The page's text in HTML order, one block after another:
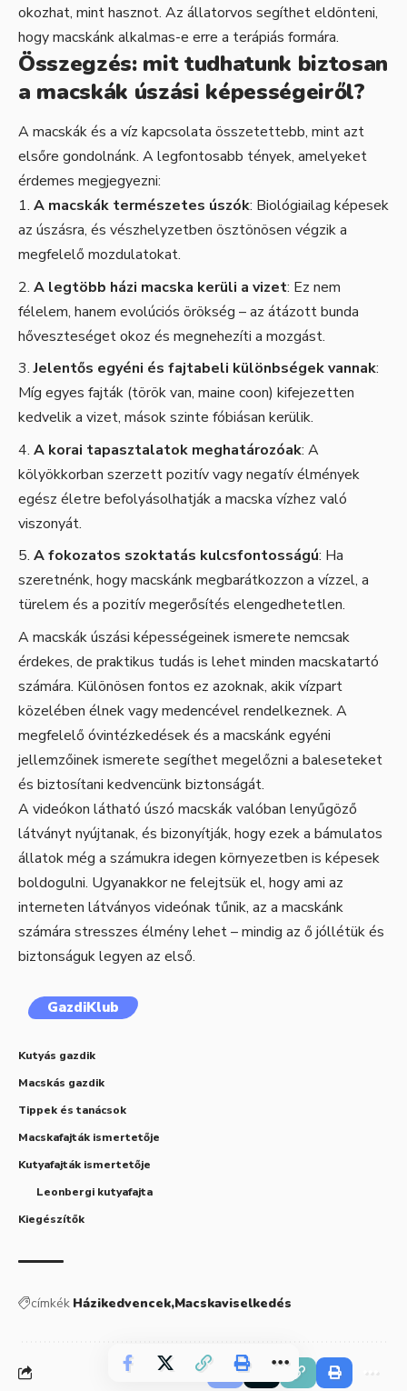
okozhat, mint hasznot. Az állatorvos segíthet eldönteni,
hogy macskánk alkalmas-e erre a terápiás formára.
Összegzés: mit tudhatunk biztosan
a macskák úszási képességeiről?
A macskák és a víz kapcsolata összetettebb, mint azt
elsőre gondolnánk. A legfontosabb tények, amelyeket
érdemes megjegyezni:
A macskák természetes úszók: Biológiailag képesek
az úszásra, és vészhelyzetben ösztönösen végzik a
megfelelő mozdulatokat.
A legtöbb házi macska kerüli a vizet: Ez nem
félelem, hanem evolúciós örökség – az átázott bunda
hőveszteséget okoz és megnehezíti a mozgást.
Jelentős egyéni és fajtabeli különbségek vannak:
Míg egyes fajták (török van, maine coon) kifejezetten
kedvelik a vizet, mások szinte fóbiásan kerülik.
A korai tapasztalatok meghatározóak: A
kölyökkorban szerzett pozitív vagy negatív élmények
egész életre befolyásolhatják a macska vízhez való
viszonyát.
A fokozatos szoktatás kulcsfontosságú: Ha
szeretnénk, hogy macskánk megbarátkozzon a vízzel, a
türelem és a pozitív megerősítés elengedhetetlen.
A macskák úszási képességeinek ismerete nemcsak
érdekes, de praktikus tudás is lehet minden macskatartó
számára. Különösen fontos ez azoknak, akik vízpart
közelében élnek vagy medencével rendelkeznek. A
megfelelő óvintézkedések és a macskánk egyéni
jellemzőinek ismerete segíthet megelőzni a baleseteket
és biztosítani kedvencünk biztonságát.
A videókon látható úszó macskák valóban lenyűgöző
látványt nyújtanak, és bizonyítják, hogy ezek a bámulatos
állatok még a számukra idegen környezetben is képesek
boldogulni. Ugyanakkor ne felejtsük el, hogy ami az
interneten látványos videónak tűnik, az a macskánk
számára stresszes élmény lehet – mindig az ő jóllétük és
biztonságuk legyen az első.
GazdiKlub
Kutyás gazdik
Macskás gazdik
Tippek és tanácsok
Macskafajták ismertetője
Kutyafajták ismertetője
Leonbergi kutyafajta
Kiegészítők
címkék Házikedvencek Macskaviselkedés